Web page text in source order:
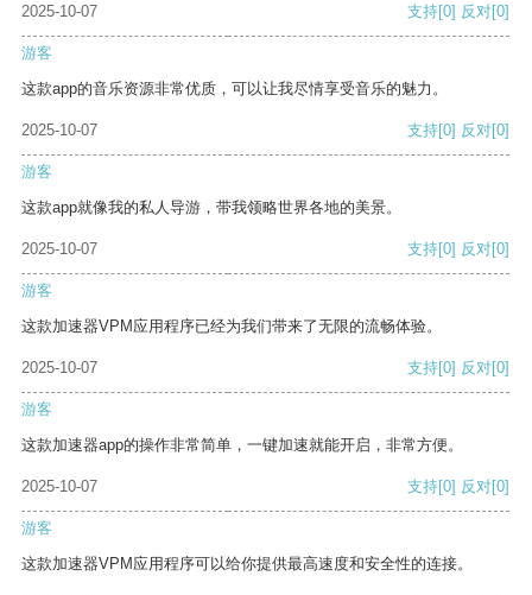
2025-10-07 支持[0] 反对[0]
游客
这款app的音乐资源非常优质，可以让我尽情享受音乐的魅力。
2025-10-07 支持[0] 反对[0]
游客
这款app就像我的私人导游，带我领略世界各地的美景。
2025-10-07 支持[0] 反对[0]
游客
这款加速器VPM应用程序已经为我们带来了无限的流畅体验。
2025-10-07 支持[0] 反对[0]
游客
这款加速器app的操作非常简单，一键加速就能开启，非常方便。
2025-10-07 支持[0] 反对[0]
游客
这款加速器VPM应用程序可以给你提供最高速度和安全性的连接。